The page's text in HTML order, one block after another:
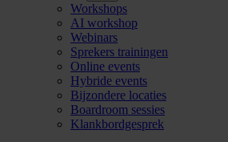
Workshops
AI workshop
Webinars
Sprekers trainingen
Online events
Hybride events
Bijzondere locaties
Boardroom sessies
Klankbordgesprek